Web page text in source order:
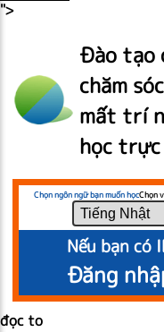
">
Đào tạo
chăm
mất trí
học
Chọn ngôn ngữ bạn muốn họcChọn
Nếu bạn có
Đăng
đọc to